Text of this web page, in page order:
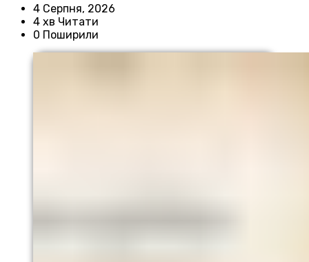
4 Серпня, 2026
4 хв Читати
0 Поширили